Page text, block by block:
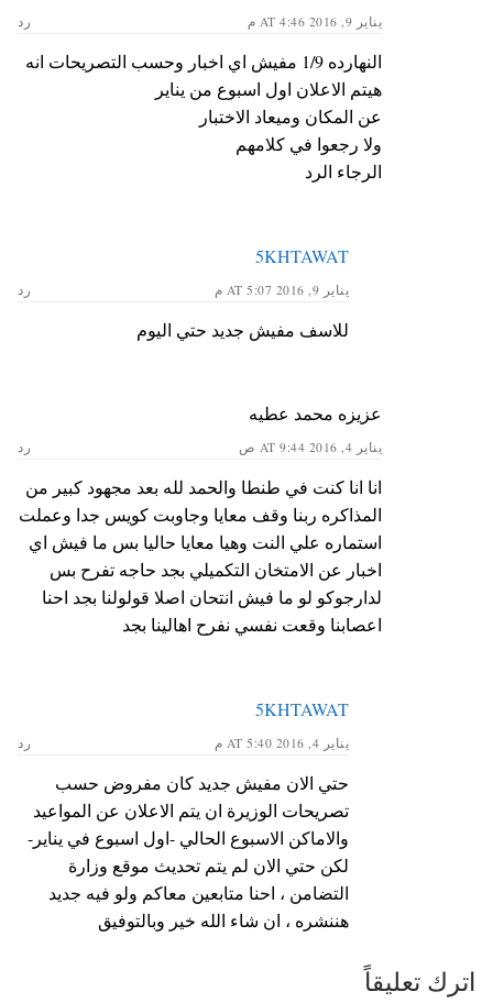
يناير 9, 2016 AT 4:46 م رد
النهارده 1/9 مفيش اي اخبار وحسب التصريحات انه
هيتم الاعلان اول اسبوع من يناير
عن المكان وميعاد الاختبار
ولا رجعوا في كلامهم
الرجاء الرد
5KHTAWAT
يناير 9, 2016 AT 5:07 م رد
للاسف مفيش جديد حتي اليوم
عزيزه محمد عطيه
يناير 4, 2016 AT 9:44 ص رد
انا انا كنت في طنطا والحمد لله بعد مجهود كبير من
المذاكره ربنا وقف معايا وجاوبت كويس جدا وعملت
استماره علي النت وهيا معايا حاليا بس ما فيش اي
اخبار عن الامتخان التكميلي بجد حاجه تفرح بس
لدارجوكو لو ما فيش انتحان اصلا قولولنا بجد احنا
اعصابنا وقعت نفسي نفرح اهالينا بجد
5KHTAWAT
يناير 4, 2016 AT 5:40 م رد
حتي الان مفيش جديد كان مفروض حسب
تصريحات الوزيرة ان يتم الاعلان عن المواعيد
والاماكن الاسبوع الحالي -اول اسبوع في يناير-
لكن حتي الان لم يتم تحديث موقع وزارة
التضامن ، احنا متابعين معاكم ولو فيه جديد
هننشره ، ان شاء الله خير وبالتوفيق
اترك تعليقاً